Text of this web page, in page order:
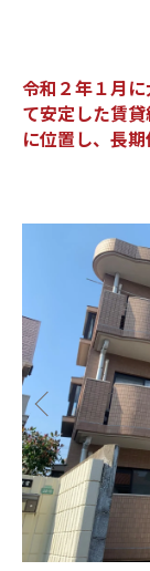
令和２年１月
て安定した賃
に位置し、長